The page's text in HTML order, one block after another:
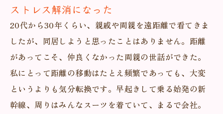
ストレス解消になった
20代から30年くらい、親戚や両親を遠距離で看てきま
したが、同居しようと思ったことはありません。距離
があってこそ、仲良くなかった両親の世話ができた。
私にとって距離の移動はたとえ頻繁であっても、大変
というよりも気分転換です。早起きして乗る始発の新
幹線、周りはみんなスーツを着ていて、まるで会社。